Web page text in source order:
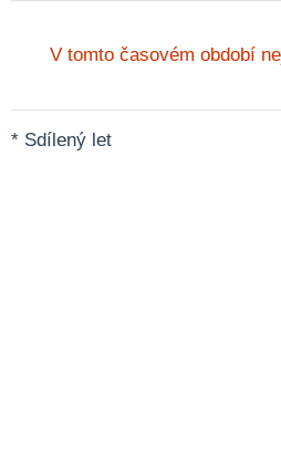
V tomto časovém období
* Sdílený let